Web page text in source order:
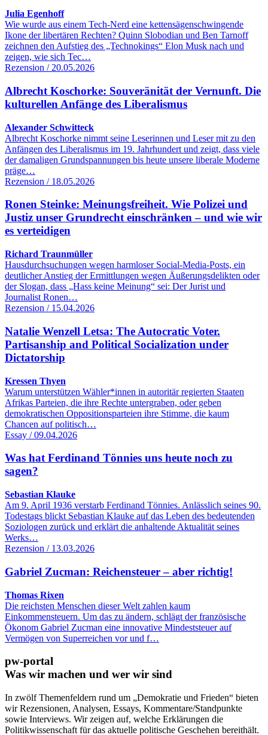
Julia Egenhoff
Wie wurde aus einem Tech-Nerd eine kettensägenschwingende
Ikone der libertären Rechten? Quinn Slobodian und Ben Tarnoff
zeichnen den Aufstieg des „Technokings“ Elon Musk nach und
zeigen, wie sich Tec…
Rezension / 20.05.2026
Albrecht Koschorke: Souveränität der Vernunft. Die
kulturellen Anfänge des Liberalismus
Alexander Schwitteck
Albrecht Koschorke nimmt seine Leserinnen und Leser mit zu den
Anfängen des Liberalismus im 19. Jahrhundert und zeigt, dass viele
der damaligen Grundspannungen bis heute unsere liberale Moderne
präge…
Rezension / 18.05.2026
Ronen Steinke: Meinungsfreiheit. Wie Polizei und
Justiz unser Grundrecht einschränken – und wie wir
es verteidigen
Richard Traunmüller
Hausdurchsuchungen wegen harmloser Social-Media-Posts, ein
deutlicher Anstieg der Ermittlungen wegen Äußerungsdelikten oder
der Slogan, dass „Hass keine Meinung“ sei: Der Jurist und
Journalist Ronen…
Rezension / 15.04.2026
Natalie Wenzell Letsa: The Autocratic Voter.
Partisanship and Political Socialization under
Dictatorship
Kressen Thyen
Warum unterstützen Wähler*innen in autoritär regierten Staaten
Afrikas Parteien, die ihre Rechte untergraben, oder geben
demokratischen Oppositionsparteien ihre Stimme, die kaum
Chancen auf politisch…
Essay / 09.04.2026
Was hat Ferdinand Tönnies uns heute noch zu
sagen?
Sebastian Klauke
Am 9. April 1936 verstarb Ferdinand Tönnies. Anlässlich seines 90.
Todestags blickt Sebastian Klauke auf das Leben des bedeutenden
Soziologen zurück und erklärt die anhaltende Aktualität seines
Werks…
Rezension / 13.03.2026
Gabriel Zucman: Reichensteuer – aber richtig!
Thomas Rixen
Die reichsten Menschen dieser Welt zahlen kaum
Einkommensteuern. Um das zu ändern, schlägt der französische
Ökonom Gabriel Zucman eine innovative Mindeststeuer auf
Vermögen von Superreichen vor und f…
pw-portal
Was wir machen und wer wir sind
In zwölf Themenfeldern rund um „Demokratie und Frieden“ bieten
wir Rezensionen, Analysen, Essays, Kommentare/Standpunkte
sowie Interviews. Wir zeigen auf, welche Erklärungen die
Politikwissenschaft für das aktuelle politische Geschehen bereithält.